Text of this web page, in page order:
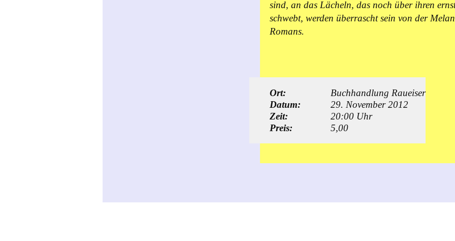
sind, an das Lächeln, das noch über ihren
schwebt, werden überrascht sein von der
Romans.
Ort:
Datum:
Zeit:
Preis:
Buchhandlung Raueiser
29. November 2012
20:00 Uhr
5,00